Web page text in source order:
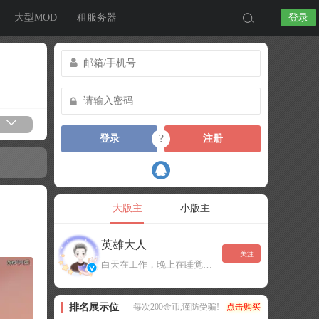
大型MOD 租服务器 登录
登录 ? 注册
大版主 小版主
英雄大人
白天在工作，晚上在睡觉，有事可以留言，不一定能及时回复！
关注
排名展示位 每次200金币,谨防受骗! 点击购买